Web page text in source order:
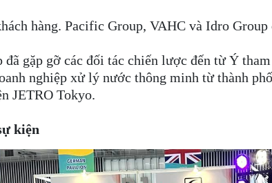
hàng. Pacific Group, VAHC và Idro
gặp gỡ các đối tác chiến lược đến từ Ý
nghiệp xử lý nước thông minh từ thành
JETRO Tokyo.
kiện